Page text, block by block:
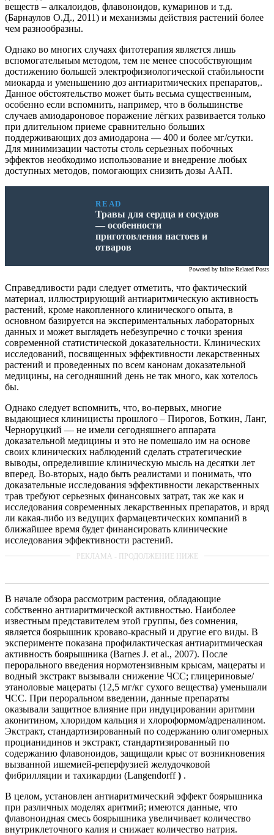
веществ – алкалоидов, флавоноидов, кумаринов и т.д.
(Барнаулов О.Д., 2011) и механизмы действия растений более
чем разнообразны.
Однако во многих случаях фитотерапия является лишь
вспомогательным методом, тем не менее способствующим
достижению большей электрофизиологической стабильности
миокарда и уменьшению доз антиаритмических препаратов,.
Данное обстоятельство может быть весьма существенным,
особенно если вспомнить, например, что в большинстве
случаев амиодароновое поражение лёгких развивается только
при длительном приеме сравнительно больших
поддерживающих доз амиодарона — 400 и более мг/сутки.
Для минимизации частоты столь серьезных побочных
эффектов необходимо использование и внедрение любых
доступных методов, помогающих снизить дозы ААП.
READ
Травы для сердца и сосудов
— особенности
приготовления настоев и
отваров
Powered by Inline Related Posts
Справедливости ради следует отметить, что фактический
материал, иллюстрирующий антиаритмическую активность
растений, кроме накопленного клинического опыта, в
основном базируется на экспериментальных лабораторных
данных и может выглядеть небезупречно с точки зрения
современной статистической доказательности. Клинических
исследований, посвященных эффективности лекарственных
растений и проведенных по всем канонам доказательной
медицины, на сегодняшний день не так много, как хотелось
бы.
Однако следует вспомнить, что, во-первых, многие
выдающиеся клиницисты прошлого – Пирогов, Боткин, Ланг,
Черноруцкий — не имели сегодняшнего аппарата
доказательной медицины и это не помешало им на основе
своих клинических наблюдений сделать стратегические
выводы, определившие клиническую мысль на десятки лет
вперед. Во-вторых, надо быть реалистами и понимать, что
доказательные исследования эффективности лекарственных
трав требуют серьезных финансовых затрат, так же как и
исследования современных лекарственных препаратов, и вряд
ли какая-либо из ведущих фармацевтических компаний в
ближайшее время будет финансировать клинические
исследования эффективности растений.
В начале обзора рассмотрим растения, обладающие
собственно антиаритмической активностью. Наиболее
известным представителем этой группы, без сомнения,
является боярышник кроваво-красный и другие его виды. В
эксперименте показана профилактическая антиарит­мическая
активность боярышника (Barnes J. et al., 2007). После
перорального введения нормотензивным крысам, мацераты и
водный экстракт вызывали снижение ЧСС; глицериновые/
этаноловые мацераты (12,5 мг/кг сухого вещества) уменьшали
ЧСС. При пероральном введении, данные препараты
оказывали защитное влияние при индуцировании аритмии
аконитином, хлоридом кальция и хлороформом/адреналином.
Экстракт, стандартизированный по содержанию олигомерных
процианидинов и экстракт, стандартизированный по
содержанию флавоноидов, защищали крыс от возникновения
вызванной ишемией-реперфузией желудочковой
фибрилляции и тахикардии (Langendorff) .
В целом, установлен антиаритмический эффект боярышника
при различных моделях аритмий; имеются данные, что
флавоноидная смесь боярышника увеличивает количество
внутриклеточного калия и снижает количество натрия.